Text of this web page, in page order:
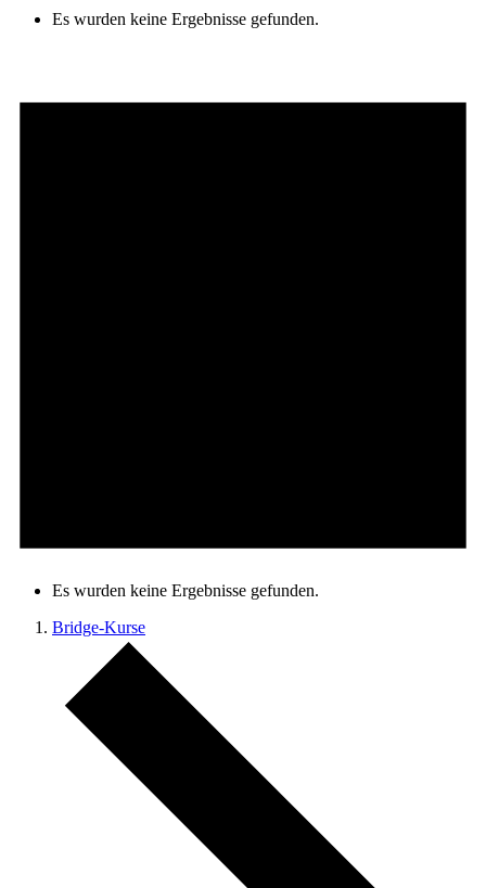
Es wurden keine Ergebnisse gefunden.
Es wurden keine Ergebnisse gefunden.
Bridge-Kurse